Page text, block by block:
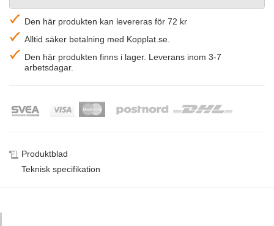
Den här produkten kan levereras för 72 kr
Alltid säker betalning med Kopplat.se.
Den här produkten finns i lager. Leverans inom 3-7
arbetsdagar.
Produktblad
Teknisk specifikation